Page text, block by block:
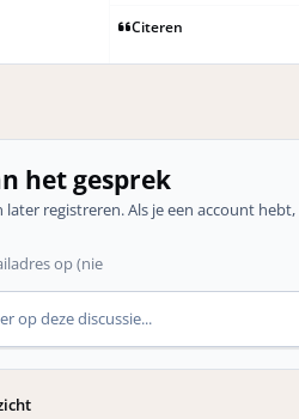
Citeren
het gesprek
later registreren. Als je een account hebt,
op deze discussie...